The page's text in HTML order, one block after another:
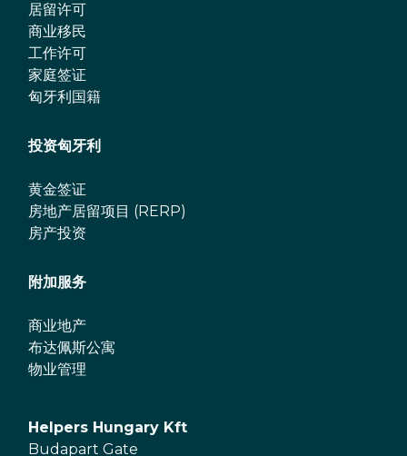
居留许可
商业移民
工作许可
家庭签证
匈牙利国籍
投资匈牙利
黄金签证
房地产居留项目 (RERP)
房产投资
附加服务
商业地产
布达佩斯公寓
物业管理
Helpers Hungary Kft
Budapart Gate